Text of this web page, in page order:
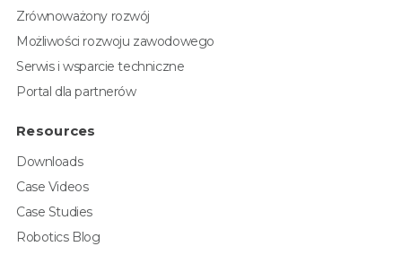
Zrównoważony rozwój
Możliwości rozwoju zawodowego
Serwis i wsparcie techniczne
Portal dla partnerów
Resources
Downloads
Case Videos
Case Studies
Robotics Blog